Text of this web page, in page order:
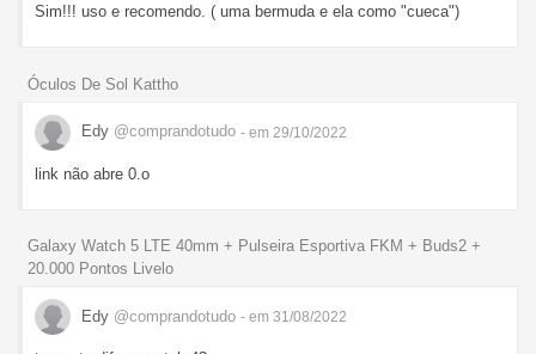
Sim!!! uso e recomendo. ( uma bermuda e ela como "cueca")
Óculos De Sol Kattho
Edy @comprandotudo - em 29/10/2022
link não abre 0.o
Galaxy Watch 5 LTE 40mm + Pulseira Esportiva FKM + Buds2 +
20.000 Pontos Livelo
Edy @comprandotudo - em 31/08/2022